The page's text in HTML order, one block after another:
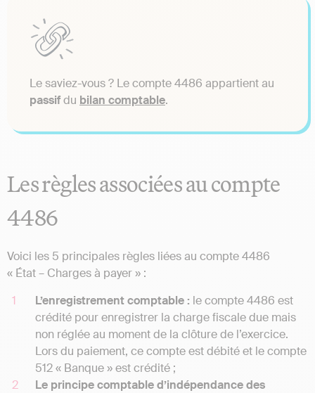
Le saviez-vous ? Le compte 4486 appartient au
passifdu bilan comptable.
Les règles associées au compte
4486
Voici les 5 principales règles liées au compte 4486
« État – Charges à payer » :
L’enregistrement comptable : le compte 4486 est
crédité pour enregistrer la charge fiscale due mais
non réglée au moment de la clôture de l’exercice.
Lors du paiement, ce compte est débité et le compte
512 « Banque » est crédité ;
Le principe comptable d’indépendance des